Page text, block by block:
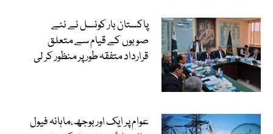
پاکستان بار کونسل نے نئے
صوبوں کے قیام سے متعلق
قرارداد متفقہ طور پر منظور کر لی
عوام پر ایک اور بوجھ،ماہانہ فیول